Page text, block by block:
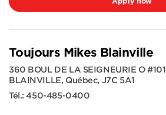
Toujours Mikes Blainville
360 BOUL DE LA SEIGNEURIE O #101
BLAINVILLE, Québec, J7C 5A1
Tél.:450-485-0400